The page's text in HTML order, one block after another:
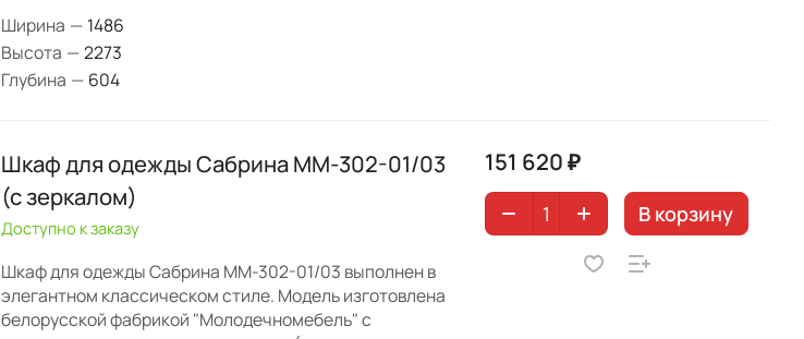
Ширина — 1486
Высота —2273
Глубина — 604
Шкаф для одежды Сабрина ММ-302-01/03
(с зеркалом)
Доступно к заказу
Шкаф для одежды Сабрина ММ-302-01/03 выполнен в
элегантном классическом стиле. Модель изготовлена
белорусской фабрикой "Молодечномебель" с
151 620 ₽
В корзину